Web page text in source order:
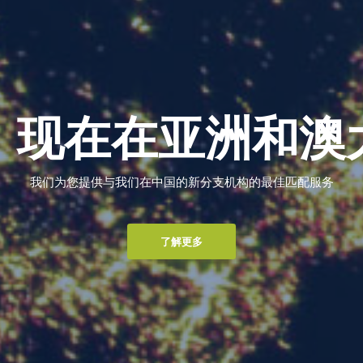
现在在亚洲和澳
我们为您提供与我们在中国的新分支机构的最佳匹配服务
了解更多